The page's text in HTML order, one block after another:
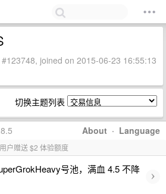
joined on 2015-06-23 16:55:13
切换主题列表
About · Language
户赠送 $2 体验额度
号池，满血 4.5 不降
›